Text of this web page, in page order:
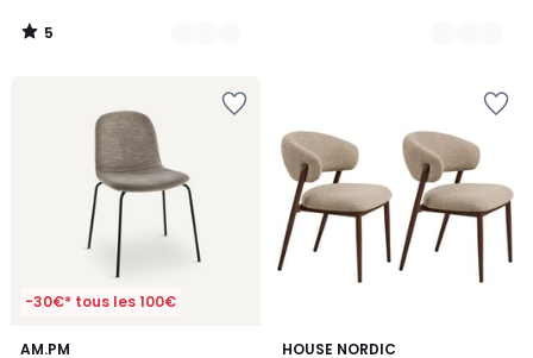
5
/
-30€* tous les 100€
AM.PM
4,5
HOUSE NORDIC